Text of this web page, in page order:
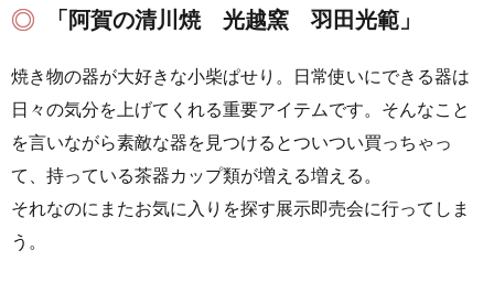
「阿賀の清川焼 光越窯 羽田光範」
焼き物の器が大好きな小柴ぱせり。日常使いにできる器は
日々の気分を上げてくれる重要アイテムです。そんなこと
を言いながら素敵な器を見つけるとついつい買っちゃっ
て、持っている茶器カップ類が増える増える。
それなのにまたお気に入りを探す展示即売会に行ってしま
う。